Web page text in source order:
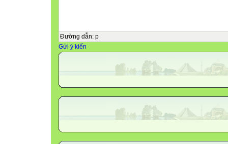
Đường dẫn: p
Gửi ý kiến